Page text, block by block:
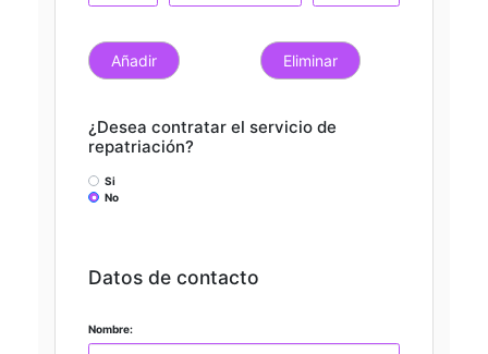
Añadir Eliminar
¿Desea contratar el servicio de
repatriación?
Si
No
Datos de contacto
Nombre: